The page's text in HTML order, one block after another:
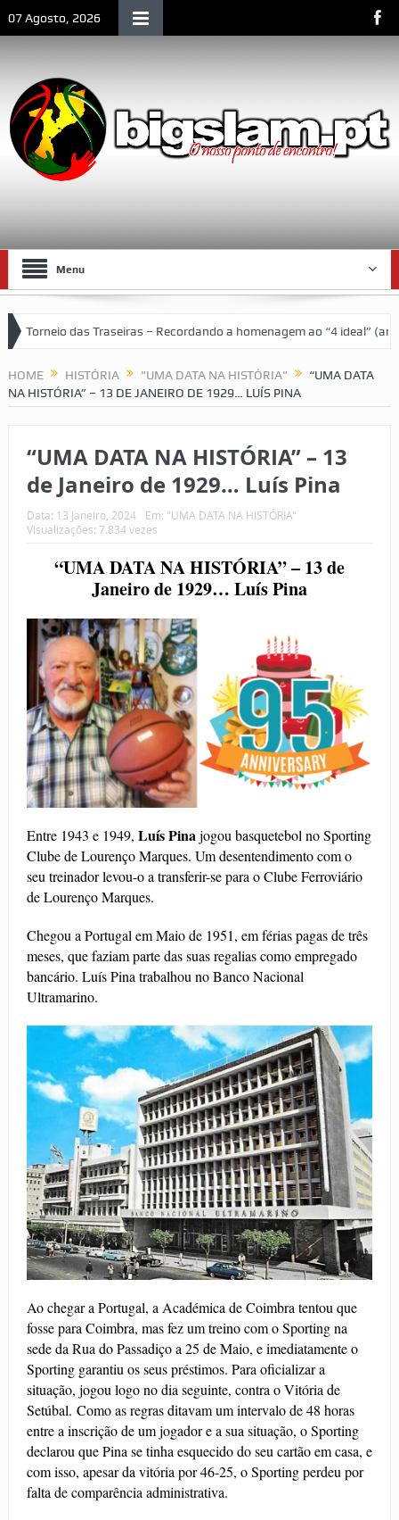
07 Agosto, 2026
Menu
– Recordando a homenagem ao “4 ideal” (antigos atletas
HOME HISTÓRIA "UMA DATA NA HISTÓRIA"
“UMA DATA
NA HISTÓRIA” – 13 DE JANEIRO DE 1929… LUÍS PINA
“UMA DATA NA HISTÓRIA” – 13
de Janeiro de 1929… Luís Pina
Data: 13 Janeiro, 2024 Em: "UMA DATA NA HISTÓRIA"
Visualizações: 7.834 vezes
“UMA DATA NA HISTÓRIA” – 13 de
Janeiro de 1929… Luís Pina
Entre 1943 e 1949, Luís Pinajogou basquetebol no Sporting
Clube de Lourenço Marques. Um desentendimento com o
seu treinador levou-o a transferir-se para o Clube Ferroviário
de Lourenço Marques.
Chegou a Portugal em Maio de 1951, em férias pagas de três
meses, que faziam parte das suas regalias como empregado
bancário. Luís Pina trabalhou no Banco Nacional
Ultramarino.
Ao chegar a Portugal, a Académica de Coimbra tentou que
fosse para Coimbra, mas fez um treino com o Sporting na
sede da Rua do Passadiço a 25 de Maio, e imediatamente o
Sporting garantiu os seus préstimos. Para oficializar a
situação, jogou logo no dia seguinte, contra o Vitória de
Setúbal. Como as regras ditavam um intervalo de 48 horas
entre a inscrição de um jogador e a sua situação, o Sporting
declarou que Pina se tinha esquecido do seu cartão em casa, e
com isso, apesar da vitória por 46-25, o Sporting perdeu por
falta de comparência administrativa.